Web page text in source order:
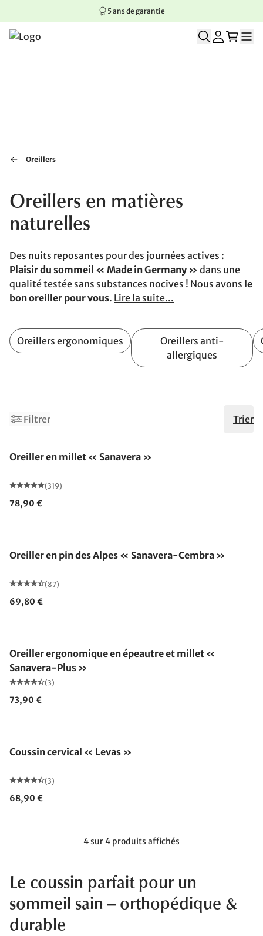
Aller au contenu principal
Aller à la navigation principale
Aller au pied de page
5 ans de garantie
Oreillers
Oreillers en matières
naturelles
Des nuits reposantes pour des journées actives :
Plaisir du sommeil « Made in Germany » dans une
qualité testée sans substances nocives ! Nous avons le
bon oreiller pour vous. Lire la suite...
Oreillers ergonomiques
Oreillers anti-
allergiques
Filtrer Trier
Oreiller en millet « Sanavera »
(319)
78,90 €
Oreiller en pin des Alpes « Sanavera-Cembra »
(87)
69,80 €
Oreiller ergonomique en épeautre et millet «
Sanavera-Plus »
(3)
73,90 €
Coussin cervical « Levas »
(3)
68,90 €
4 sur 4 produits affichés
Le coussin parfait pour un
sommeil sain – orthopédique &
durable